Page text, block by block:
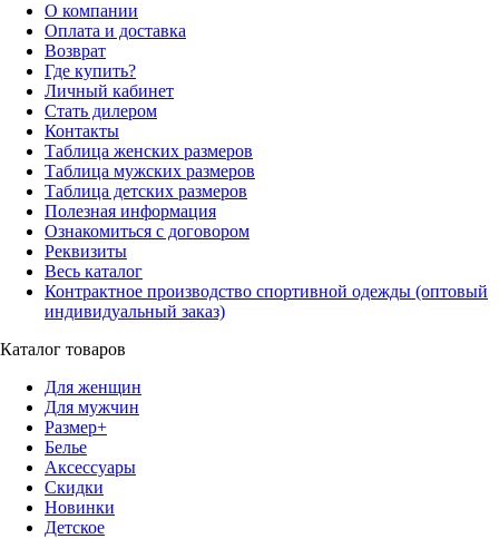
О компании
Оплата и доставка
Возврат
Где купить?
Личный кабинет
Стать дилером
Контакты
Таблица женских размеров
Таблица мужских размеров
Таблица детских размеров
Полезная информация
Ознакомиться с договором
Реквизиты
Весь каталог
Контрактное производство спортивной одежды (оптовый
индивидуальный заказ)
Каталог товаров
Для женщин
Для мужчин
Размер+
Белье
Аксессуары
Скидки
Новинки
Детское